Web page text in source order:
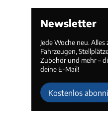
Newsletter
Jede Woche neu. Alles
Fahrzeugen,
Zubehör und mehr –
deine E-Mail!
Kostenlos